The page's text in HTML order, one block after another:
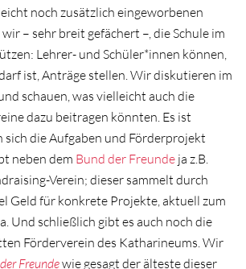
noch zusätzlich eingeworbenen
– sehr breit gefächert –, die Schule im
Lehrer- und Schüler*innen können,
ist, Anträge stellen. Wir diskutieren im
schauen, was vielleicht auch die
dazu beitragen könnten. Es ist
sich die Aufgaben und Förderprojekt
neben dem Bund der Freunde ja z.B.
Verein; dieser sammelt durch
Geld für konkrete Projekte, aktuell zum
Und schließlich gibt es auch noch die
Förderverein des Katharineums. Wir
Freundewie gesagt der älteste dieser